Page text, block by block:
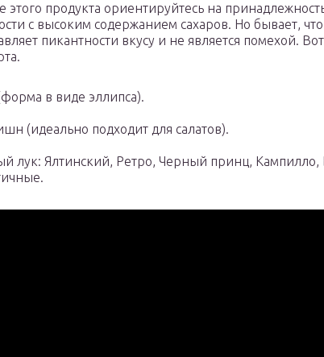
продукта ориентируйтесь на
с высоким содержанием сахаров. Но бывает,
пикантности вкусу и не является помехой.
в виде эллипса).
(идеально подходит для салатов).
лук: Ялтинский, Ретро, Черный принц,